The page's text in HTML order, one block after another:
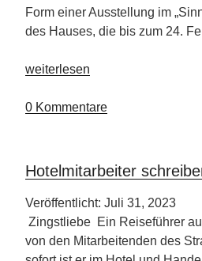
Form einer Ausstellung im
des Hauses, die bis zum 24.
„Wald
Schlosshotel
weiterlesen
0 Kommentare
Hotelmitarbeiter
Veröffentlicht: Juli 31, 2023
Zingstliebe Ein Reiseführer
von den Mitarbeitenden des